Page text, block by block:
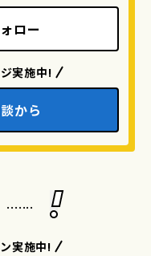
ロー
実施中!
から
.......
実施中!